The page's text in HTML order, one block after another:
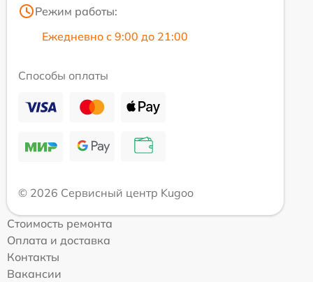
Режим работы:
Ежедневно с 9:00 до 21:00
Способы оплаты
© 2026 Сервисный центр Kugoo
Стоимость ремонта
Оплата и доставка
Контакты
Вакансии